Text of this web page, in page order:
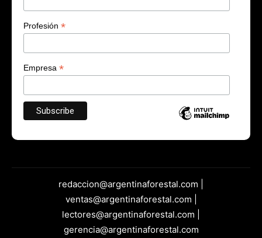
Profesión *
Empresa *
redaccion@argentinaforestal.com |
ventas@argentinaforestal.com |
lectores@argentinaforestal.com |
gerencia@argentinaforestal.com